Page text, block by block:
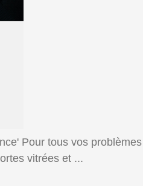
Pour tous vos
vitrées et ...